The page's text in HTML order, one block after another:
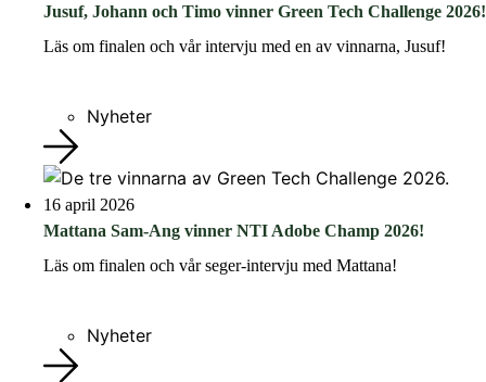
Jusuf, Johann och Timo vinner Green Tech Challenge 2026!
Läs om finalen och vår intervju med en av vinnarna, Jusuf!
Nyheter
16 april 2026
Mattana Sam-Ang vinner NTI Adobe Champ 2026!
Läs om finalen och vår seger-intervju med Mattana!
Nyheter